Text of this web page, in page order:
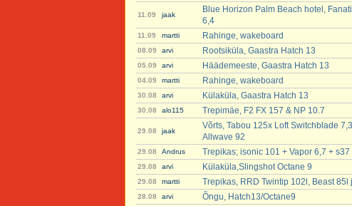
11.09 jaak
Blue Horizon Palm Beach hotel,
6,4
11.09 martti Rahinge, wakeboard
08.09 arvi Rootsiküla, Gaastra Hatch 13
05.09 arvi Häädemeeste, Gaastra Hatch 13
04.09 martti Rahinge, wakeboard
30.08 arvi Külaküla, Gaastra Hatch 13
30.08 alo115 Trepimäe, F2 FX 157 & NP 10.7
29.08 jaak
Võrts, Tabou 125x Loft Switchblade
Allwave 92
29.08 Andrus Trepikas; isonic 101 + Vapor 6,7 + s37
29.08 arvi Külaküla,Slingshot Octane 9
29.08 martti Trepikas, RRD Twintip 102l, Beast 85l
28.08 arvi Õngu, Hatch13/Octane9